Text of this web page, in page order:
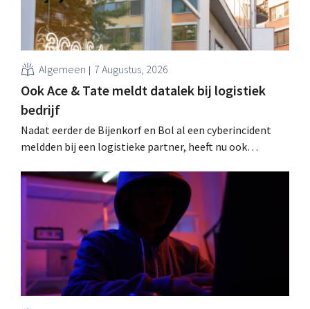
Algemeen 7 Augustus, 2026
Ook Ace & Tate meldt datalek bij logistiek
bedrijf
Nadat eerder de Bijenkorf en Bol al een cyberincident
meldden bij een logistieke partner, heeft nu ook
datalek. Financiële gegevens, gebruikersnamen en
wachtwoorden zijn niet getroffen.